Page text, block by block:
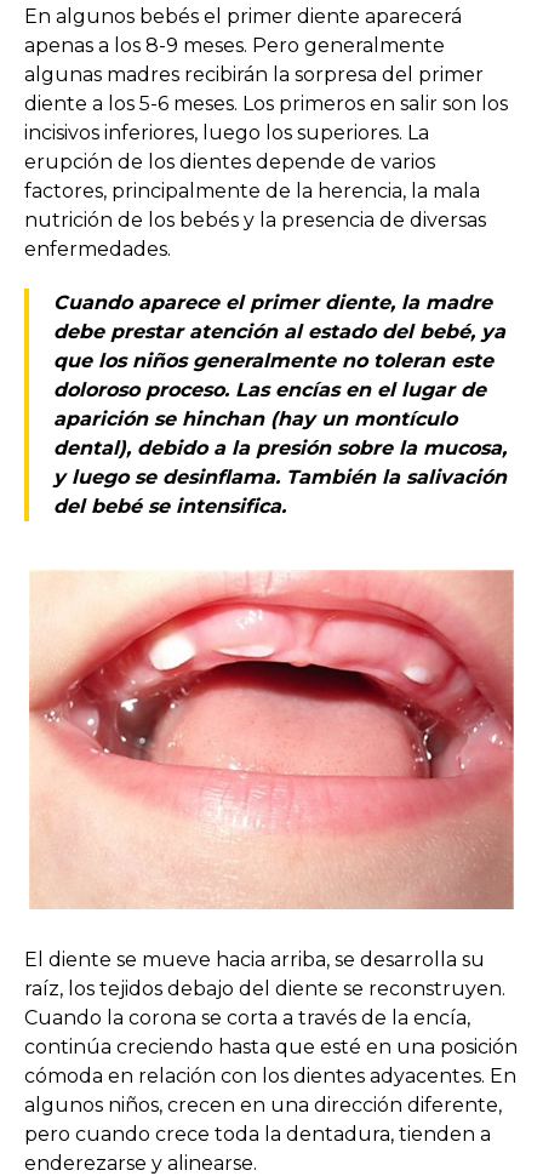
En algunos bebés el primer diente aparecerá
apenas a los 8-9 meses. Pero generalmente
algunas madres recibirán la sorpresa del primer
diente a los 5-6 meses. Los primeros en salir son los
incisivos inferiores, luego los superiores. La
erupción de los dientes depende de varios
factores, principalmente de la herencia, la mala
nutrición de los bebés y la presencia de diversas
enfermedades.
Cuando aparece el primer diente, la madre
debe prestar atención al estado del bebé, ya
que los niños generalmente no toleran este
doloroso proceso. Las encías en el lugar de
aparición se hinchan (hay un montículo
dental), debido a la presión sobre la mucosa,
y luego se desinflama. También la salivación
del bebé se intensifica.
El diente se mueve hacia arriba, se desarrolla su
raíz, los tejidos debajo del diente se reconstruyen.
Cuando la corona se corta a través de la encía,
continúa creciendo hasta que esté en una posición
cómoda en relación con los dientes adyacentes. En
algunos niños, crecen en una dirección diferente,
pero cuando crece toda la dentadura, tienden a
enderezarse y alinearse.